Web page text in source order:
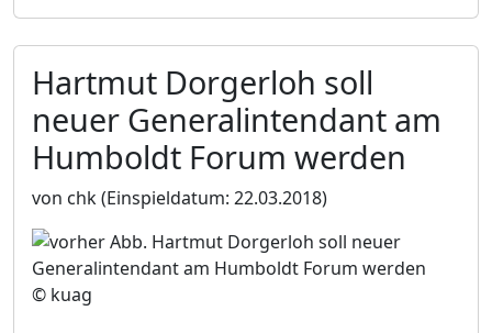
Hartmut Dorgerloh soll
neuer Generalintendant am
Humboldt Forum werden
von chk(Einspieldatum: 22.03.2018)
© kuag